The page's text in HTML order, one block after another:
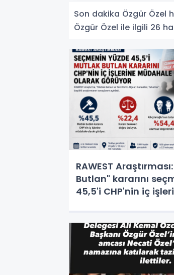
Son dakika Özgür Özel
Özgür Özel ile ilgili 26
RAWEST
Butlan" kararını
45,5'i CHP'nin iç